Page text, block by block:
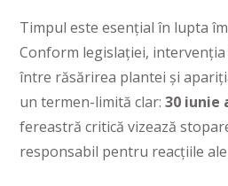
Timpul este esențial în lupta
Conform legislației,
între răsărirea plantei și
un termen-limită clar:30 iunie
fereastră critică vizează
responsabil pentru reacțiile